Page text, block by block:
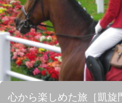
心から楽しめた旅［凱旋